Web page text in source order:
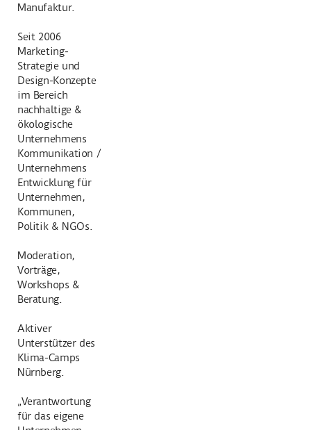
Manufaktur.
Seit 2006
Marketing-
Strategie und
Design-Konzepte
im Bereich
nachhaltige &
ökologische
Unternehmens
Kommunikation /
Unternehmens
Entwicklung für
Unternehmen,
Kommunen,
Politik & NGOs.
Moderation,
Vorträge,
Workshops &
Beratung.
Aktiver
Unterstützer des
Klima-Camps
Nürnberg.
„Verantwortung
für das eigene